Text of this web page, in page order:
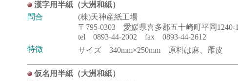
漢字用半紙（大洲和紙）
問合
(株)天神産紙工場
〒795-0303 愛媛県喜多郡五十崎町平岡1240-1
tel 0893-44-2002 fax 0893-44-2612
特徴
サイズ 340mm×250mm 原料は麻、雁皮
仮名用半紙（大洲和紙）